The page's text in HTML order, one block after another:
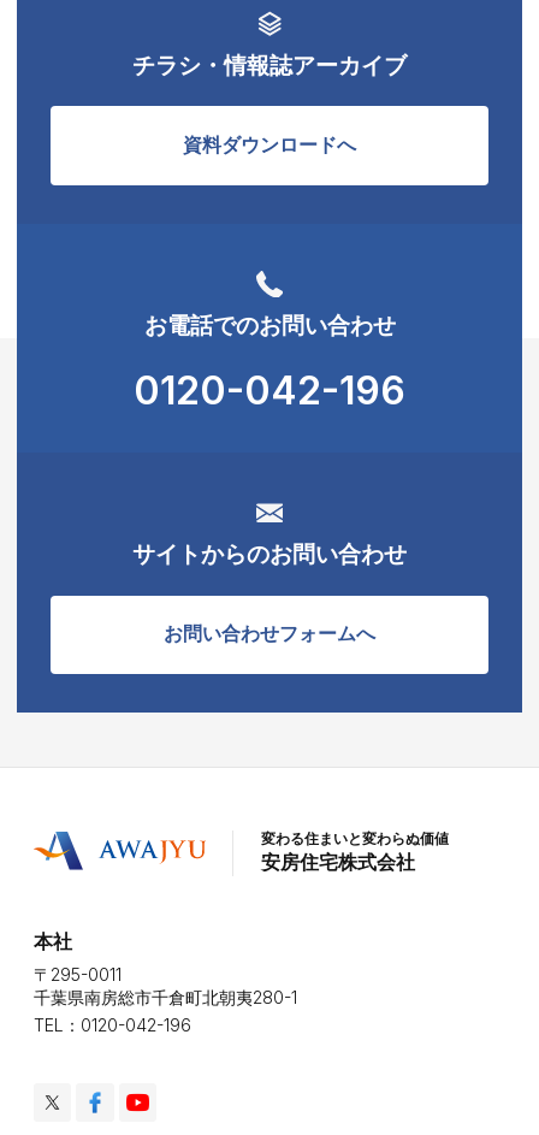
チラシ・情報誌アーカイブ
資料ダウンロードへ
お電話でのお問い合わせ
0120-042-196
サイトからのお問い合わせ
お問い合わせフォームへ
変わる住まいと変わらぬ価値
安房住宅株式会社
本社
〒295-0011
千葉県南房総市千倉町北朝夷280-1
TEL：0120-042-196